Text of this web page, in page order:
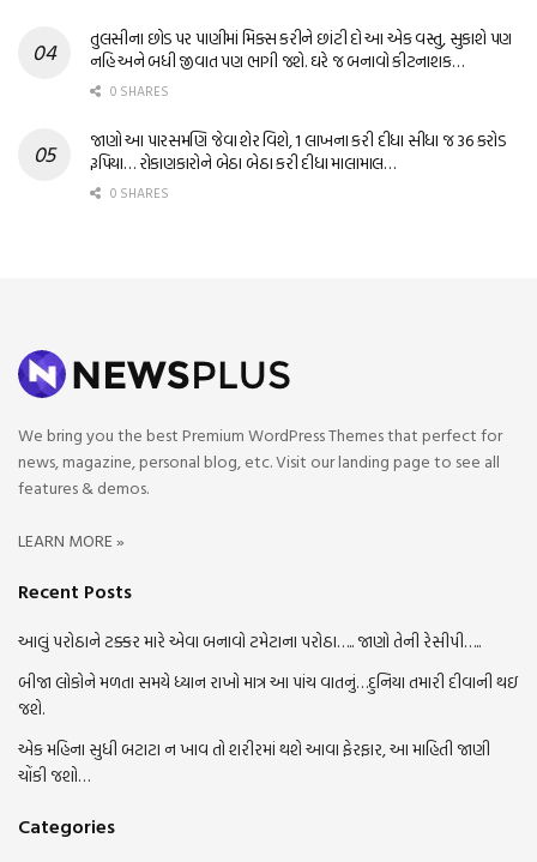
તુલસીના છોડ પર પાણીમાં મિક્સ કરીને છાંટી દો આ એક વસ્તુ, સુકાશે પણ
નહિ અને બધી જીવાત પણ ભાગી જશે. ઘરે જ બનાવો કીટનાશક…
0 SHARES
જાણો આ પારસમણિ જેવા શેર વિશે, 1 લાખના કરી દીધા સીધા જ 36 કરોડ
રૂપિયા… રોકાણકારોને બેઠા બેઠા કરી દીધા માલામાલ…
0 SHARES
We bring you the best Premium WordPress Themes that perfect for
news, magazine, personal blog, etc. Visit our landing page to see all
features & demos.
LEARN MORE »
Recent Posts
આલું પરોઠાને ટક્કર મારે એવા બનાવો ટમેટાના પરોઠા….. જાણો તેની રેસીપી…..
બીજા લોકોને મળતા સમયે ધ્યાન રાખો માત્ર આ પાંચ વાતનું…દુનિયા તમારી દીવાની થઇ
જશે.
એક મહિના સુધી બટાટા ન ખાવ તો શરીરમાં થશે આવા ફેરફાર, આ માહિતી જાણી
ચોંકી જશો…
Categories